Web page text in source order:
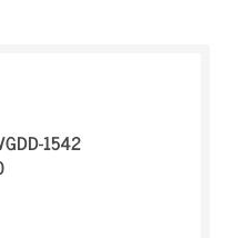
1542